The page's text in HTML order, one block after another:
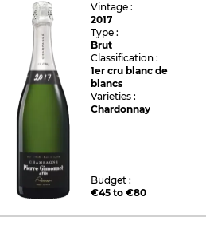
Vintage :
2017
Type :
Brut
Classification :
1er cru blanc de
blancs
Varieties :
Chardonnay
Budget :
€45 to €80